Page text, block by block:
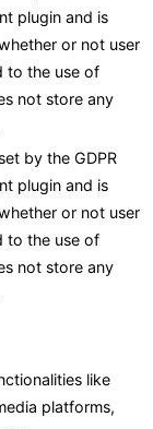
plugin and is
or not user
to the use of
not store any
by the GDPR
plugin and is
or not user
to the use of
not store any
like
platforms,